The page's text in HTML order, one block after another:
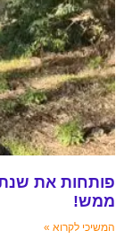
ממש!
המשיכי לקרוא »